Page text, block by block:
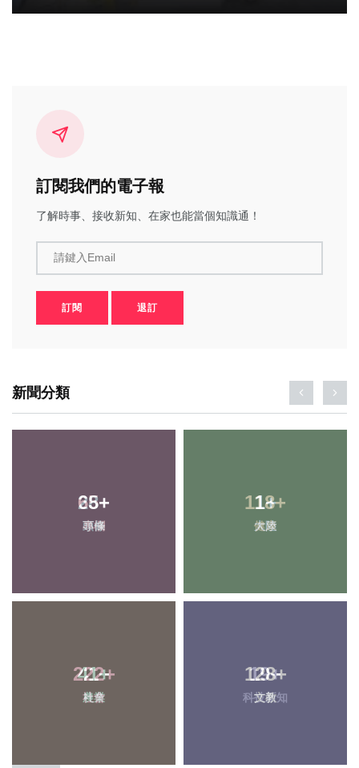
訂閱我們的電子報
了解時事、接收新知、在家也能當個知識通！
請鍵入Email
訂閱 退訂
新聞分類
65+
專欄
1+
大陸
41+
農業
128+
文教